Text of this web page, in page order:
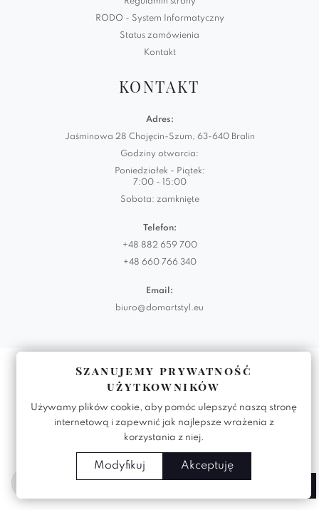
RODO - System Informatyczny
Status zamówienia
Kontakt
KONTAKT
Adres:
Jaśminowa 28 Chojęcin-Szum, 63-640 Bralin
Godziny otwarcia:
Poniedziałek - Piątek:
7:00 - 15:00
Sobota: zamknięte
Telefon:
+48 882 659 700
+48 660 766 340
Email:
biuro@domartstyl.eu
Szanujemy prywatność
użytkowników
Używamy plików cookie, aby pomóc ulepszyć naszą stronę
internetową i zapewnić jak najlepsze wrażenia z
korzystania z niej.
Modyfikuj Akceptuję